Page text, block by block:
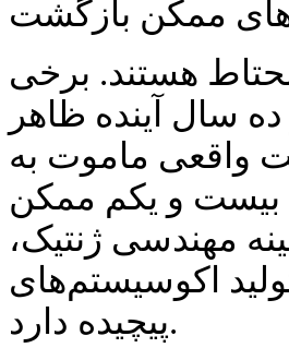
ممکن بازگشت
هستند. برخی
ده سال آینده ظاهر
واقعی ماموت به
بیست و یکم ممکن
مهندسی ژنتیک،
اکوسیستم‌های
پیچیده دارد.